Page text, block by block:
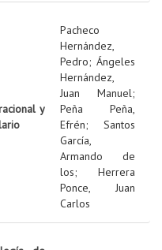
y
Pacheco
Hernández,
Pedro; Ángeles
Hernández,
Juan Manuel;
Peña Peña,
Efrén; Santos
García,
Armando de
los; Herrera
Ponce, Juan
Carlos